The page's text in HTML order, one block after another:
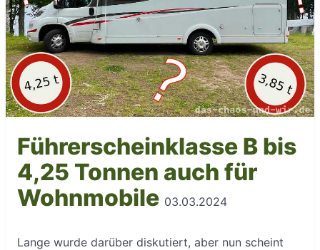
Führerscheinklasse B bis
4,25 Tonnen auch für
Wohnmobile 03.03.2024
Lange wurde darüber diskutiert, aber nun scheint